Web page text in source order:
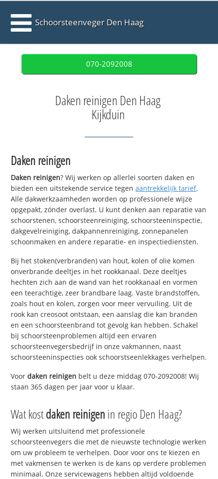
Schoorsteenveger Den Haag
070-2092008
Daken reinigen Den Haag
Kijkduin
Daken reinigen
Daken reinigen? Wij werken op allerlei soorten daken en
bieden een uitstekende service tegenaantrekkelijk tarief.
Alle dakwerkzaamheden worden op professionele wijze
opgepakt, zónder overlast. U kunt denken aan reparatie van
schoorstenen, schoorsteenreiniging, schoorsteeninspectie,
dakgevelreiniging, dakpannenreiniging, zonnepanelen
schoonmaken en andere reparatie- en inspectiediensten.
Bij het stoken(verbranden) van hout, kolen of olie komen
onverbrande deeltjes in het rookkanaal. Deze deeltjes
hechten zich aan de wand van het rookkanaal en vormen
een teerachtige, zeer brandbare laag. Vaste brandstoffen,
zoals hout en kolen, zorgen voor meer vervuiling. Uit de
rook kan creosoot ontstaan, een aanslag die kan branden
en een schoorsteenbrand tot gevolg kan hebben. Schakel
bij schoorsteenproblemen altijd een ervaren
schoorsteenvegersbedrijf in onze vakmannen, naast
schoorsteeninspecties ook schoorstseenlekkages verhelpen.
Voordaken reinigen belt u deze middag 070-2092008! Wij
staan 365 dagen per jaar voor u klaar.
Wat kostdaken reinigen in regio Den Haag?
Wij werken uitsluitend met professionele
schoorsteenvegers die met de nieuwste technologie werken
om uw probleem te verhelpen. Door voor ons te kiezen en
met vakmensen te werken is de kans op verdere problemen
minimaal. Onze servicewagens hebben altijd voldoende